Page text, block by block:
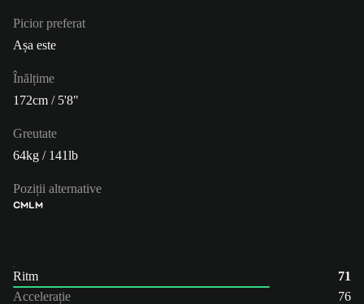
Picior preferat
Așa este
Înălțime
172cm / 5'8"
Greutate
64kg / 141lb
Poziții alternative
CMLM
Ritm
71
Accelerație
76